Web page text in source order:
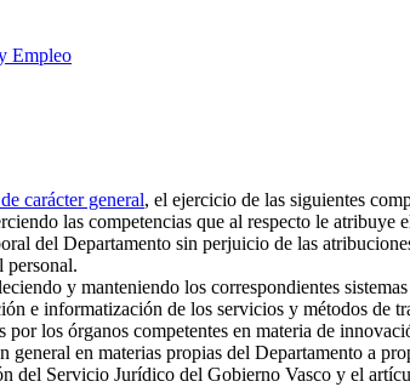
Empleo
carácter general, el ejercicio de las siguientes
las competencias que al respecto le
del Departamento sin perjuicio de las
personal.
y manteniendo los correspondientes
e informatización de los servicios y métodos de
los órganos competentes en materia de
en materias propias del Departamento a
del Servicio Jurídico del Gobierno Vasco y el